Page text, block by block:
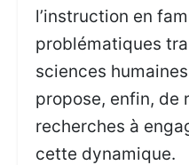
l’instruction en
problématiques
sciences
propose, enfin, de
recherches à
cette dynamique.